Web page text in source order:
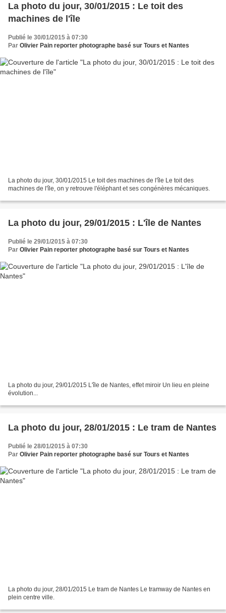
La photo du jour, 30/01/2015 : Le toit des
machines de l'île
Publié le 30/01/2015 à 07:30
Par Olivier Pain reporter photographe basé sur Tours et Nantes
La photo du jour, 30/01/2015 Le toit des machines de l'île Le toit des
machines de l'île, on y retrouve l'éléphant et ses congénères mécaniques.
La photo du jour, 29/01/2015 : L'île de Nantes
Publié le 29/01/2015 à 07:30
Par Olivier Pain reporter photographe basé sur Tours et Nantes
La photo du jour, 29/01/2015 L'île de Nantes, effet miroir Un lieu en pleine
évolution...
La photo du jour, 28/01/2015 : Le tram de Nantes
Publié le 28/01/2015 à 07:30
Par Olivier Pain reporter photographe basé sur Tours et Nantes
La photo du jour, 28/01/2015 Le tram de Nantes Le tramway de Nantes en
plein centre ville.